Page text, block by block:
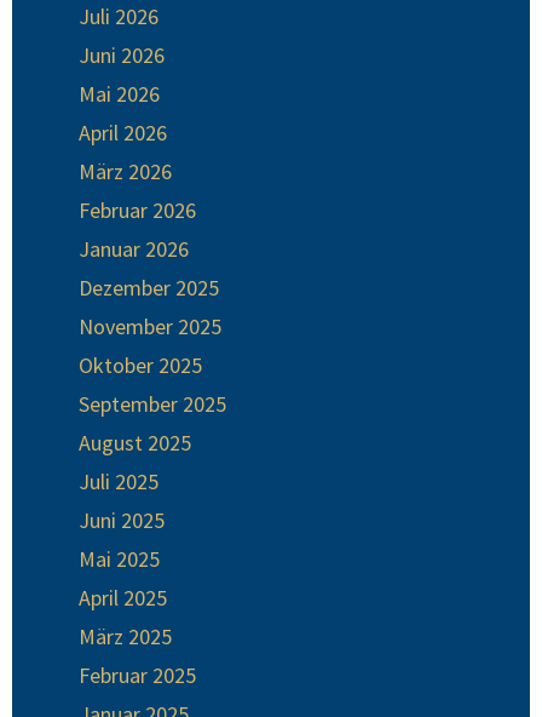
Juli 2026
Juni 2026
Mai 2026
April 2026
März 2026
Februar 2026
Januar 2026
Dezember 2025
November 2025
Oktober 2025
September 2025
August 2025
Juli 2025
Juni 2025
Mai 2025
April 2025
März 2025
Februar 2025